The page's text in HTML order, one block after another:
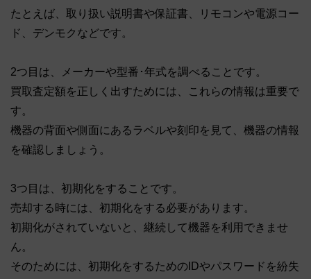
たとえば、取り扱い説明書や保証書、リモコンや電源コー
ド、デンモクなどです。
2つ目は、メーカーや型番･年式を調べることです。
買取査定額を正しく出すためには、これらの情報は重要で
す。
機器の背面や側面にあるラベルや刻印を見て、機器の情報
を確認しましょう。
3つ目は、初期化をすることです。
売却する時には、初期化をする必要があります。
初期化がされていないと、継続して機器を利用できませ
ん。
そのためには、初期化をするためのIDやパスワードを紛失